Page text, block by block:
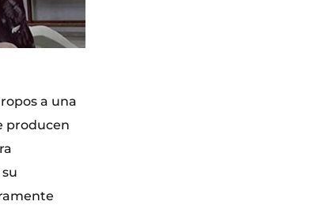
a una
producen